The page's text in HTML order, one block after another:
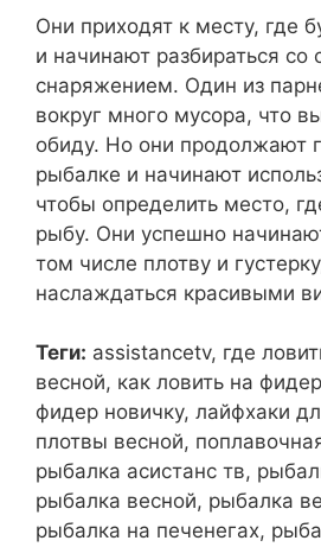
Они приходят к месту, где
и начинают разбираться со
снаряжением. Один из
вокруг много мусора, что
обиду. Но они продолжают
рыбалке и начинают
чтобы определить место,
рыбу. Они успешно
том числе плотву и
наслаждаться красивыми
Теги: assistancetv, где
весной, как ловить на
фидер новичку, лайфхаки
плотвы весной,
рыбалка асистанс тв,
рыбалка весной, рыбалка
рыбалка на печенегах,